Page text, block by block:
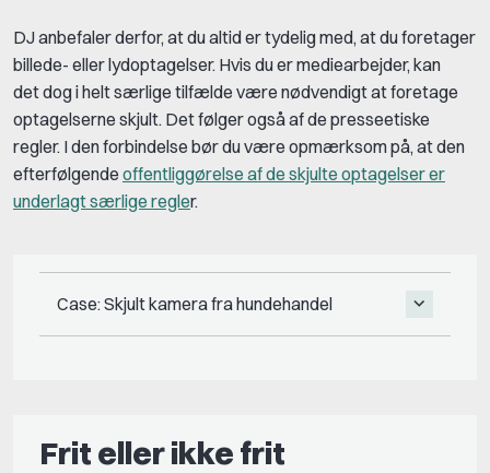
DJ anbefaler derfor, at du altid er tydelig med, at du foretager
billede- eller lydoptagelser. Hvis du er mediearbejder, kan
det dog i helt særlige tilfælde være nødvendigt at foretage
optagelserne skjult. Det følger også af de presseetiske
regler. I den forbindelse bør du være opmærksom på, at den
efterfølgende offentliggørelse af de skjulte optagelser er
underlagt særlige regler.
Case: Skjult kamera fra hundehandel
Frit eller ikke frit